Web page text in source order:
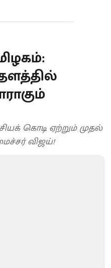
கொடி ஏற்றும் முதல்
விஜய்!